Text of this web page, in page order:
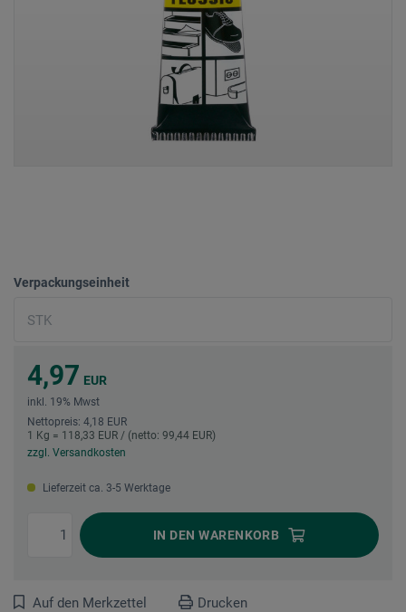
Verpackungseinheit
4,97 EUR
inkl. 19% Mwst
Nettopreis: 4,18 EUR
1 Kg = 118,33 EUR / (netto: 99,44 EUR)
zzgl. Versandkosten
Lieferzeit ca. 3-5 Werktage
IN DEN WARENKORB
Auf den Merkzettel Drucken